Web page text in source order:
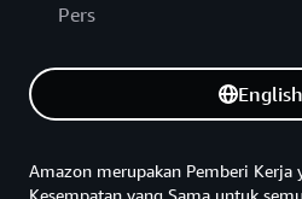
Pers
English
Amazon merupakan Pemberi Kerja